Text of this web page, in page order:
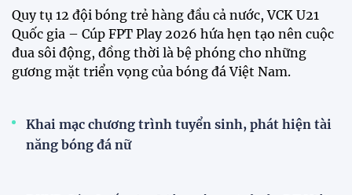
Quy tụ 12 đội bóng trẻ hàng đầu cả nước, VCK U21
Quốc gia – Cúp FPT Play 2026 hứa hẹn tạo nên cuộc
đua sôi động, đồng thời là bệ phóng cho những
gương mặt triển vọng của bóng đá Việt Nam.
Khai mạc chương trình tuyển sinh, phát hiện tài
năng bóng đá nữ